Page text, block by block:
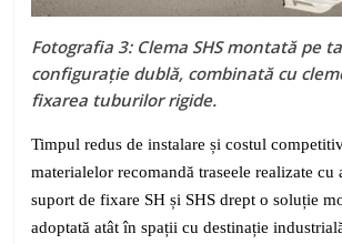
Fotografia 3: Clema SHS montată pe
configurație dublă, combinată cu
fixarea tuburilor rigide.
Timpul redus de instalare și costul
materialelor recomandă traseele realizate
suport de fixare SH și SHS drept o soluție
adoptată atât în spații cu destinație